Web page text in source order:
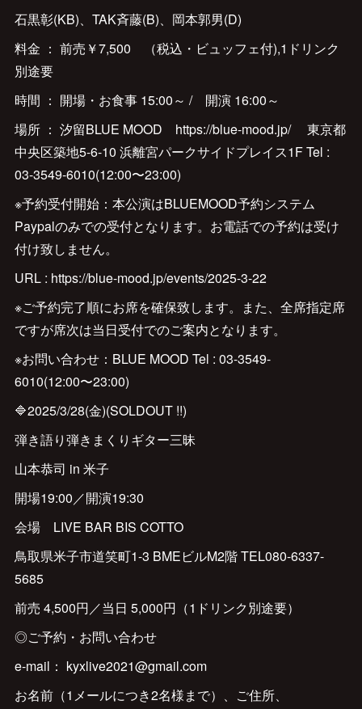
石黒彰(KB)、TAK斉藤(B)、岡本郭男(D)
料金 ： 前売￥7,500 （税込・ビュッフェ付),1ドリンク
別途要
時間 ： 開場・お食事 15:00～ / 開演 16:00～
場所 ： 汐留BLUE MOOD https://blue-mood.jp/ 東京都
中央区築地5-6-10 浜離宮パークサイドプレイス1F Tel :
‪03-3549-6010‬(12:00〜23:00)
※予約受付開始：本公演はBLUEMOOD予約システム
Paypalのみでの受付となります。お電話での予約は受け
付け致しません。
URL : https://blue-mood.jp/events/2025-3-22
※ご予約完了順にお席を確保致します。また、全席指定席
ですが席次は当日受付でのご案内となります。
※お問い合わせ：BLUE MOOD Tel : 03-3549-
6010(12:00〜23:00)
🔷2025/3/28(金)(SOLDOUT !!)
弾き語り弾きまくりギター三昧
山本恭司 in 米子
開場19:00／開演19:30
会場 LIVE BAR BIS COTTO
鳥取県米子市道笑町1-3 BMEビルM2階 TEL080-6337-
5685
前売 4,500円／当日 5,000円（1ドリンク別途要）
◎ご予約・お問い合わせ
e-mail： kyxlive2021@gmail.com
お名前（1メールにつき2名様まで）、ご住所、